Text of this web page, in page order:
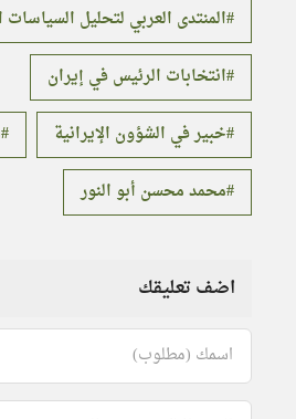
المنتدى العربي لتحليل السياسات
انتخابات الرئيس في إيران
خبير في الشؤون الإيرانية
محمد محسن أبو النور
اضف تعليقك